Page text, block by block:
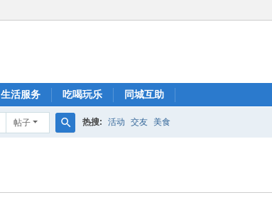
生活服务 吃喝玩乐 同城互助
帖子 热搜: 活动 交友 美食